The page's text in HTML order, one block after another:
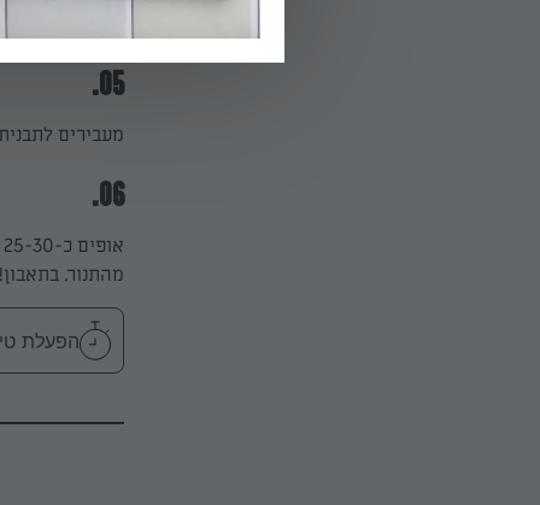
05.
מעבירים
06.
מהתנור. בתאבון!
הפעלת טיימר